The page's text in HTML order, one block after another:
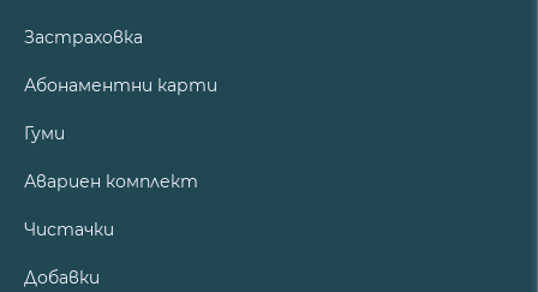
Застраховка
Абонаментни карти
Гуми
Авариен комплект
Чистачки
Добавки